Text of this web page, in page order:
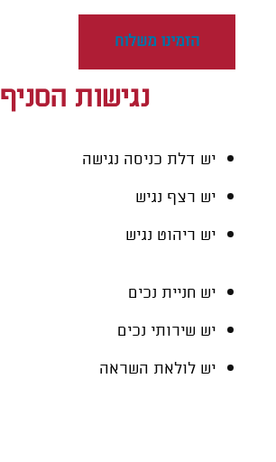
הזמינו משלוח
נגישות הסניף
יש דלת כניסה נגישה
יש רצף נגיש
יש ריהוט נגיש
יש חניית נכים
יש שירותי נכים
יש לולאת השראה